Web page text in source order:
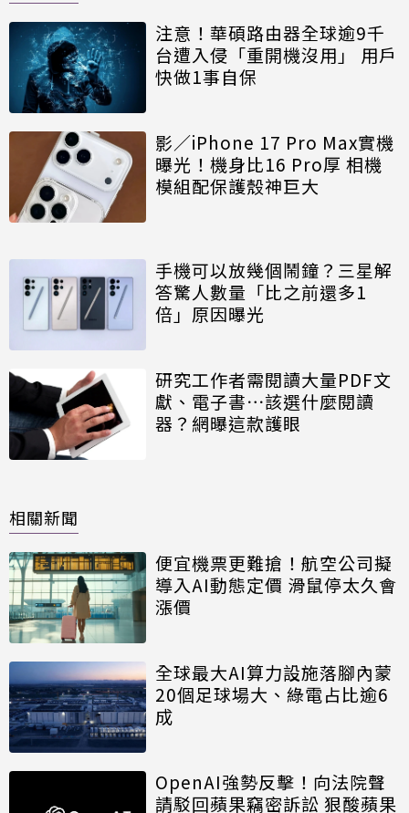
注意！華碩路由器全球逾9千
台遭入侵「重開機沒用」 用戶
快做1事自保
影／iPhone 17 Pro Max實機
曝光！機身比16 Pro厚 相機
模組配保護殼神巨大
手機可以放幾個鬧鐘？三星解
答驚人數量「比之前還多1
倍」原因曝光
研究工作者需閱讀大量PDF文
獻、電子書⋯該選什麼閱讀
器？網曝這款護眼
相關新聞
便宜機票更難搶！航空公司擬
導入AI動態定價 滑鼠停太久會
漲價
全球最大AI算力設施落腳內蒙
20個足球場大、綠電占比逾6
成
OpenAI強勢反擊！向法院聲
請駁回蘋果竊密訴訟 狠酸蘋果